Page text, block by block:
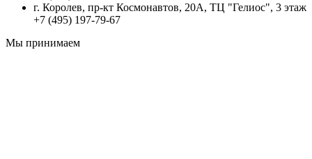
г. Королев, пр-кт Космонавтов, 20А, ТЦ "Гелиос", 3 этаж
+7 (495) 197-79-67
Мы принимаем